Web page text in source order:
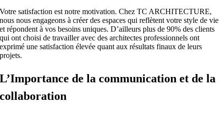
Votre satisfaction est notre motivation. Chez TC ARCHITECTURE,
nous nous engageons à créer des espaces qui reflètent votre style de vie
et répondent à vos besoins uniques. D’ailleurs plus de 90% des clients
qui ont choisi de travailler avec des architectes professionnels ont
exprimé une satisfaction élevée quant aux résultats finaux de leurs
projets.
L’Importance de la communication et de la
collaboration